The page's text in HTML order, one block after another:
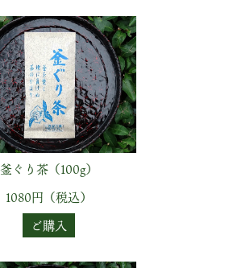
釜ぐり茶（100g）
1080円（税込）
ご購入